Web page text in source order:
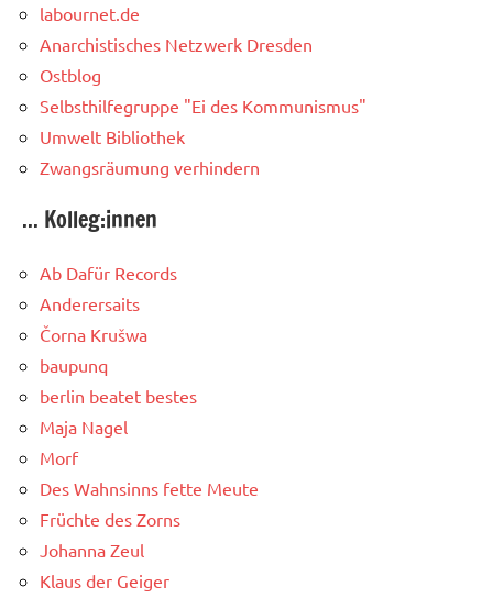
labournet.de
Anarchistisches Netzwerk Dresden
Ostblog
Selbsthilfegruppe "Ei des Kommunismus"
Umwelt Bibliothek
Zwangsräumung verhindern
... Kolleg:innen
Ab Dafür Records
Anderersaits
Čorna Krušwa
baupunq
berlin beatet bestes
Maja Nagel
Morf
Des Wahnsinns fette Meute
Früchte des Zorns
Johanna Zeul
Klaus der Geiger